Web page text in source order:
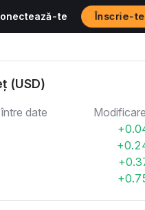
te Înscrie-te
(USD)
date